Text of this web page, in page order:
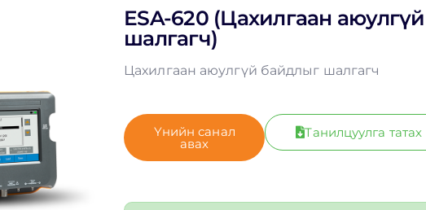
ESA-620 (Цахилгаан
шалгагч)
Цахилгаан аюулгүй байдлыг шалгагч
Үнийн санал
авах
Танилцуулга татах